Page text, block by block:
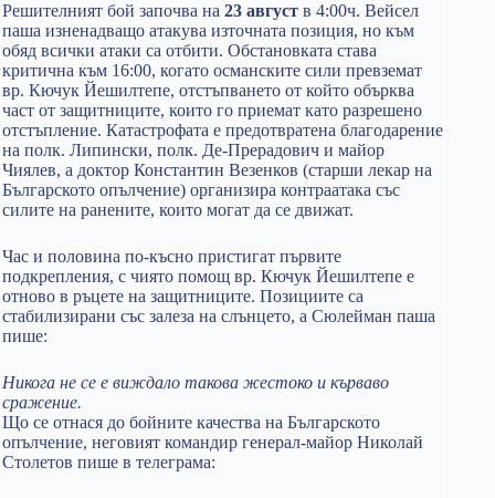
Решителният бой започва на 23 август в 4:00ч. Вейсел
паша изненадващо атакува източната позиция, но към
обяд всички атаки са отбити. Обстановката става
критична към 16:00, когато османските сили превземат
вр. Кючук Йешилтепе, отстъпването от който обърква
част от защитниците, които го приемат като разрешено
отстъпление. Катастрофата е предотвратена благодарение
на полк. Липински, полк. Де-Прерадович и майор
Чиялев, а доктор Константин Везенков (старши лекар на
Българското опълчение) организира контраатака със
силите на ранените, които могат да се движат.
Час и половина по-късно пристигат първите
подкрепления, с чиято помощ вр. Кючук Йешилтепе е
отново в ръцете на защитниците. Позициите са
стабилизирани със залеза на слънцето, а Сюлейман паша
пише:
Никога не се е виждало такова жестоко и кърваво
сражение.
Що се отнася до бойните качества на Българското
опълчение, неговият командир генерал-майор Николай
Столетов пише в телеграма: